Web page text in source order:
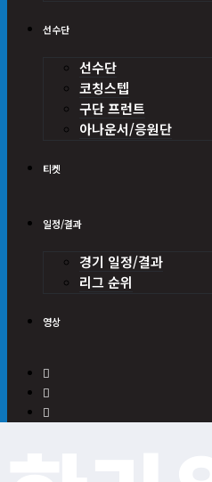
선수단
선수단
코칭스텝
구단 프런트
아나운서/응원단
티켓
일정/결과
경기 일정/결과
리그 순위
영상